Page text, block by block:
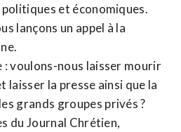
et économiques.
lançons un appel à la
: voulons-nous laisser mourir
laisser la presse ainsi que la
grands groupes privés ?
du Journal Chrétien,